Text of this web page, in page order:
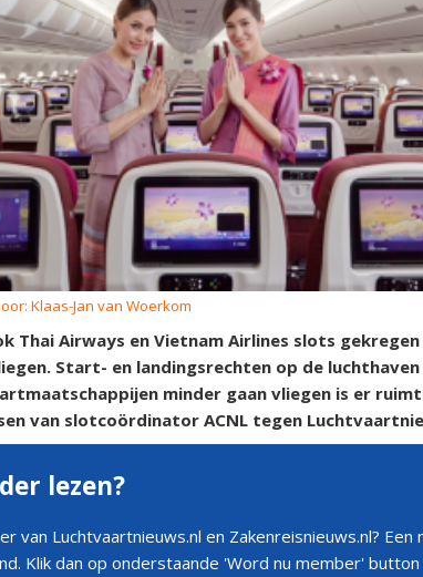
Klaas-Jan van Woerkom
Thai Airways en Vietnam Airlines slots
Start- en landingsrechten op de luchthaven
minder gaan vliegen is er
van slotcoördinator ACNL tegen
lezen?
van Luchtvaartnieuws.nl en Zakenreisnieuws.nl?
Klik dan op onderstaande 'Word nu member'